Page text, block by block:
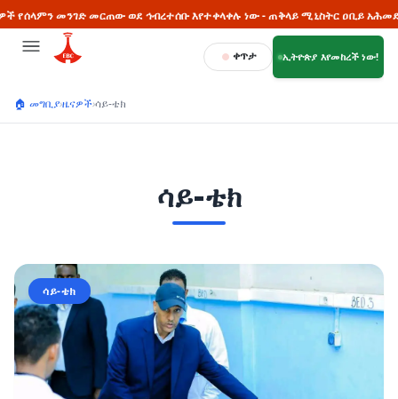
መርጠው ወደ ኅብረተሰቡ እየተቀላቀሉ ነው - ጠቅላይ ሚኒስትር ዐቢይ አሕመድ (ዶ/ር)
ቀጥታ ኢትዮጵያ እየመከረች ነው!
🏠 መግቢያ›ዜናዎች›ሳይ-ቴክ
ሳይ-ቴክ
ሳይ-ቴክ